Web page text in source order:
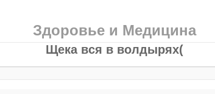
Здоровье и Медицина
Щека вся в волдырях(